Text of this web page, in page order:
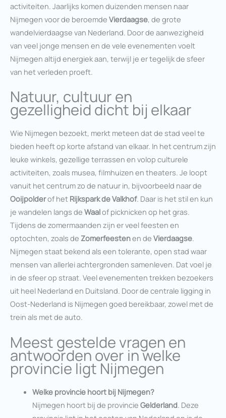
activiteiten. Jaarlijks komen duizenden mensen naar
Nijmegen voor de beroemde Vierdaagse, de grote
wandelvierdaagse van Nederland. Door de aanwezigheid
van veel jonge mensen en de vele evenementen voelt
Nijmegen altijd energiek aan, terwijl je er tegelijk de sfeer
van het verleden proeft.
Natuur, cultuur en
gezelligheid dicht bij elkaar
Wie Nijmegen bezoekt, merkt meteen dat de stad veel te
bieden heeft op korte afstand van elkaar. In het centrum zijn
leuke winkels, gezellige terrassen en volop culturele
activiteiten, zoals musea, filmhuizen en theaters. Je loopt
vanuit het centrum zo de natuur in, bijvoorbeeld naar de
Ooijpolderof het Rijkspark de Valkhof. Daar is het stil en kun
je wandelen langs de Waalof picknicken op het gras.
Tijdens de zomermaanden zijn er veel feesten en
optochten, zoals de Zomerfeestenen de Vierdaagse.
Nijmegen staat bekend als een tolerante, open stad waar
mensen van allerlei achtergronden samenleven. Dat voel je
in de sfeer op straat. Veel evenementen trekken bezoekers
uit heel Nederland en Duitsland. Door de centrale ligging in
Oost-Nederland is Nijmegen goed bereikbaar, zowel met de
trein als met de auto.
Meest gestelde vragen en
antwoorden over in welke
provincie ligt Nijmegen
Welke provincie hoort bij Nijmegen?
Nijmegen hoort bij de provincie Gelderland. Deze